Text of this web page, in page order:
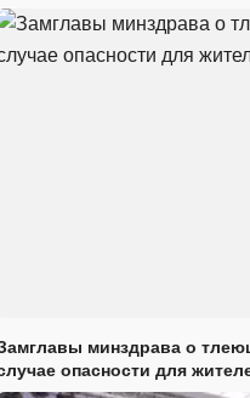
минздрава о
опасности для